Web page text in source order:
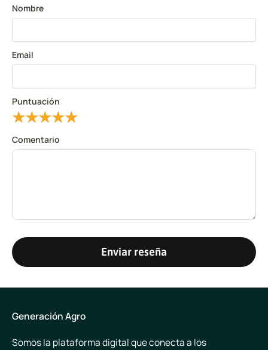
Nombre
Email
Puntuación
★
★
★
★
★
Comentario
Enviar reseña
Generación Agro
Somos la plataforma digital que conecta a los